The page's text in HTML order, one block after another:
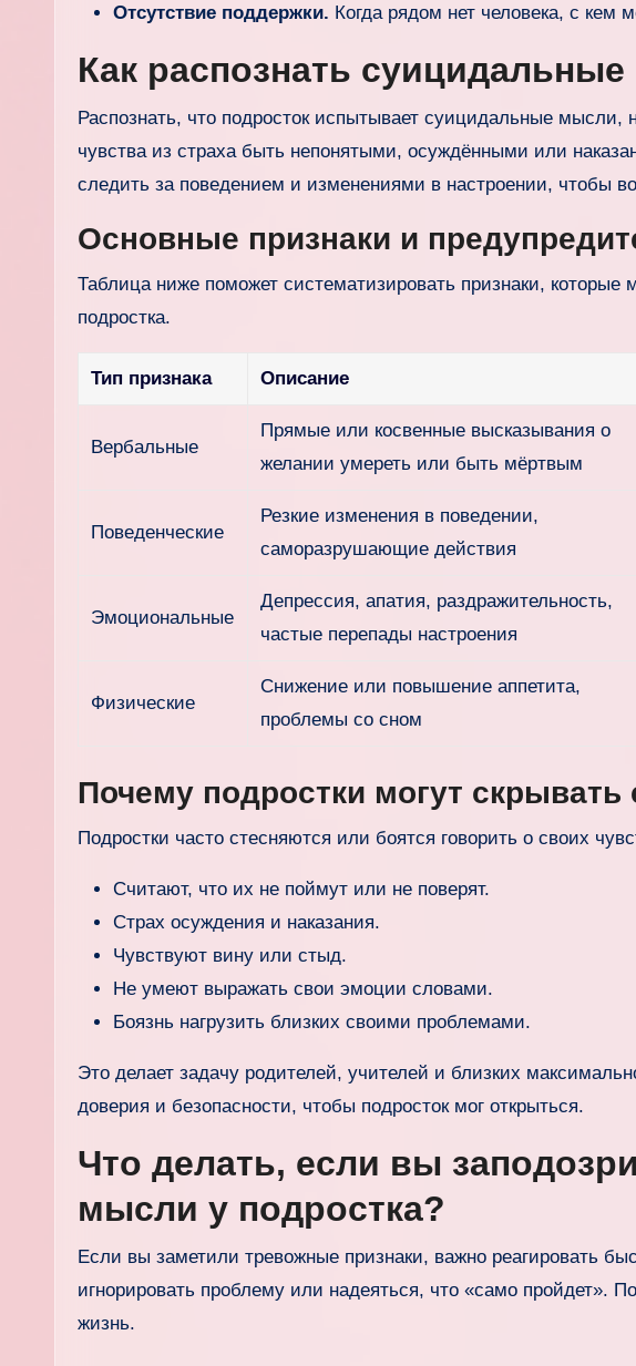
Отсутствие поддержки. Когда рядом нет человека, с кем
Как распознать
Распознать, что подросток испытывает суицидальные мысли,
чувства из страха быть непонятыми, осуждёнными или
следить за поведением и изменениями в настроении, чтобы
Основные признаки и
Таблица ниже поможет систематизировать признаки,
подростка.
Тип признака Описание
Вербальные
Прямые или косвенные высказывания о
желании умереть или быть мёртвым
Поведенческие
Резкие изменения в поведении,
саморазрушающие действия
Эмоциональные
Депрессия, апатия, раздражительность,
частые перепады настроения
Физические
Снижение или повышение аппетита,
проблемы со сном
Почему подростки могут
Подростки часто стесняются или боятся говорить о своих
Считают, что их не поймут или не поверят.
Страх осуждения и наказания.
Чувствуют вину или стыд.
Не умеют выражать свои эмоции словами.
Боязнь нагрузить близких своими проблемами.
Это делает задачу родителей, учителей и близких
доверия и безопасности, чтобы подросток мог открыться.
Что делать, если вы
мысли у подростка?
Если вы заметили тревожные признаки, важно реагировать
игнорировать проблему или надеяться, что «само пройдет».
жизнь.